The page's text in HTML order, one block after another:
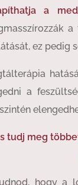
a
ez pedig
a
tudj meg
hogy a